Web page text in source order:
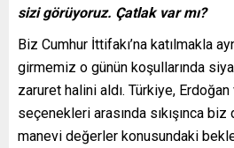
sizi görüyoruz. Çatlak var mı?
Biz Cumhur İttifakı’na katılmakla
girmemiz o günün koşullarında
zaruret halini aldı. Türkiye, Erdoğan
seçenekleri arasında sıkışınca
manevi değerler konusundaki